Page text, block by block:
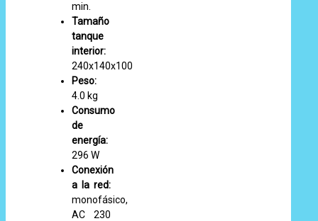
min.
Tamaño
tanque
interior:
240x140x100
Peso:
4.0 kg
Consumo
de
energía:
296 W
Conexión
a la red:
monofásico,
AC 230